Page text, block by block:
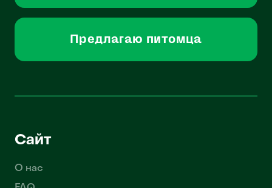
Предлагаю питомца
Сайт
О нас